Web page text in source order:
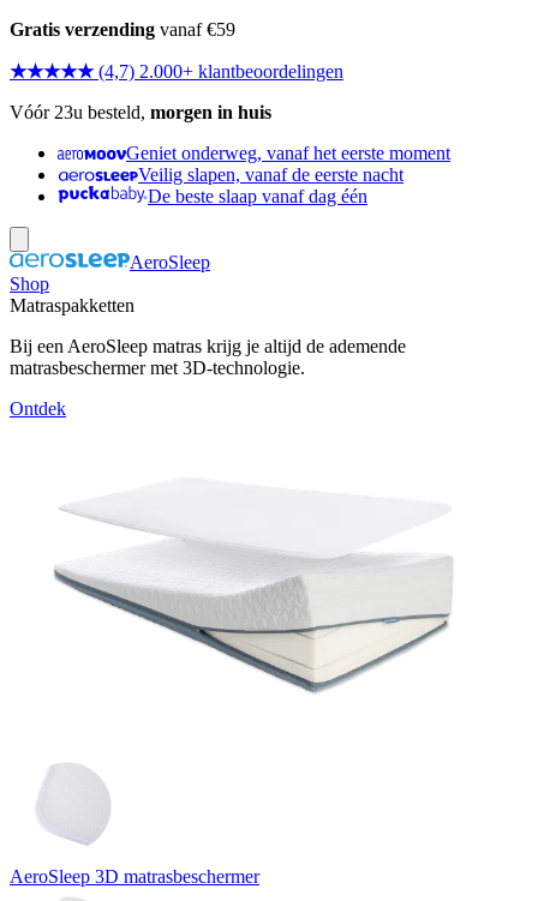
Gratis verzending vanaf €59
★★★★★ (4,7) 2.000+ klantbeoordelingen
Vóór 23u besteld, morgen in huis
Geniet onderweg, vanaf het eerste moment
Veilig slapen, vanaf de eerste nacht
De beste slaap vanaf dag één
AeroSleep
Shop
Matraspakketten
Bij een AeroSleep matras krijg je altijd de ademende
matrasbeschermer met 3D-technologie.
Ontdek
AeroSleep 3D matrasbeschermer